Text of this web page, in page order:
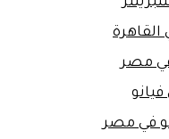
مصر
في مصر